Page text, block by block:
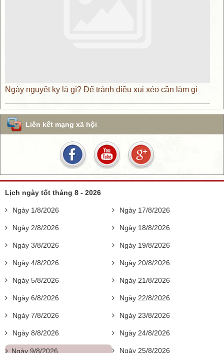
Ngày nguyệt kỵ là gì? Để tránh điều xui xẻo cần làm gì
Liên kết mạng xã hội
Lịch ngày tốt tháng 8 - 2026
Ngày 1/8/2026
Ngày 2/8/2026
Ngày 3/8/2026
Ngày 4/8/2026
Ngày 5/8/2026
Ngày 6/8/2026
Ngày 7/8/2026
Ngày 8/8/2026
Ngày 9/8/2026
Ngày 17/8/2026
Ngày 18/8/2026
Ngày 19/8/2026
Ngày 20/8/2026
Ngày 21/8/2026
Ngày 22/8/2026
Ngày 23/8/2026
Ngày 24/8/2026
Ngày 25/8/2026